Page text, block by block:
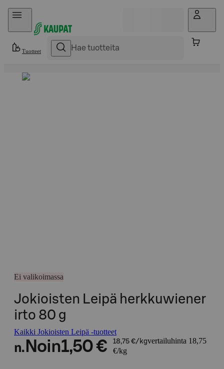
Hyppää sisältöön
Tuotteet
Ei valikoimassa
Jokioisten Leipä herkkuwiener
irto 80 g
Kaikki Jokioisten Leipä -tuotteet
n. Noin1,50 € 18,75 €/kgvertailuhinta 18,75
€/kg